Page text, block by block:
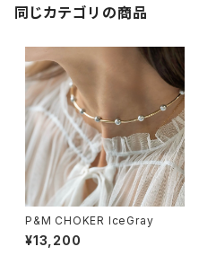
同じカテゴリの商品
P&M CHOKER IceGray
¥13,200